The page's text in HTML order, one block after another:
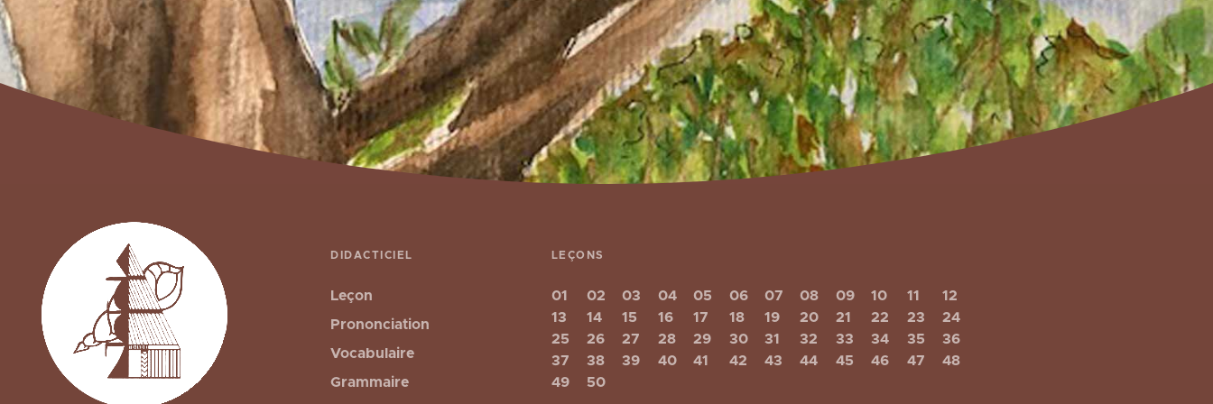
DIDACTICIEL
Leçon
Prononciation
Vocabulaire
Grammaire
LEÇONS
01 02 03 04 05 06 07 08 09 10 11
12
13
14 15 16 17 18 19 20 21 22 23
24
25
26 27 28 29 30 31 32 33 34 35
36
37
38 39 40 41 42 43 44 45 46 47
48
49
50